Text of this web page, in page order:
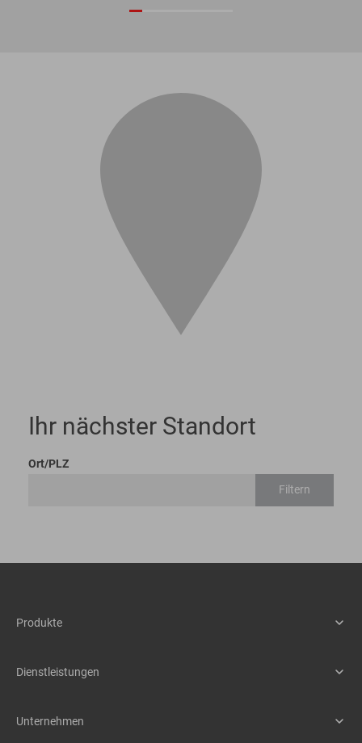
Ihr nächster Standort
Ort/PLZ
Filtern
Produkte
Assistenzsysteme
Dienstleistungen
Teile & Zubehör
Unternehmen